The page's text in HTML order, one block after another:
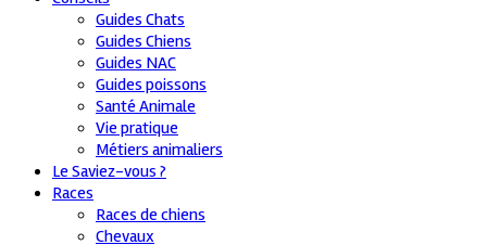
Guides Chats
Guides Chiens
Guides NAC
Guides poissons
Santé Animale
Vie pratique
Métiers animaliers
Le Saviez-vous ?
Races
Races de chiens
Chevaux